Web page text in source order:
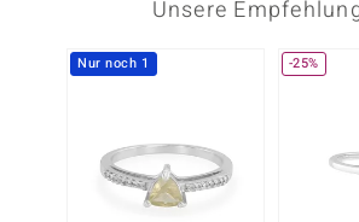
Unsere
Nur noch 1 -25%